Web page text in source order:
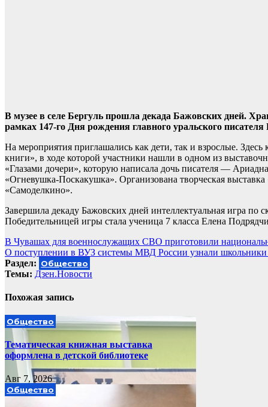
В музее в селе Бергуль прошла декада Бажовских дней.
рамках 147-го Дня рождения главного уральского
На мероприятия приглашались как дети, так и взрослые.
книги», в ходе которой участники нашли в одном из
«Глазами дочери», которую написала дочь писателя —
«Огневушка-Поскакушка». Организована творческая
«Самоделкино».
Завершила декаду Бажовских дней интеллектуальная игра по
Победительницей игры стала ученица 7 класса Елена
Навигация
по
записям
В Чувашах для военнослужащих СВО приготовили
О поступлении в ВУЗ системы МВД России узнали школьники
Раздел: Общество
Темы: Дзен.Новости
Похожая запись
Общество
Тематическая книжная выставка
оформлена в детской библиотеке
Авг 7, 2026
Общество